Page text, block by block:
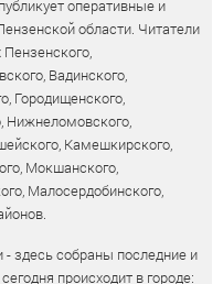
оперативные и
области. Читатели
Вадинского,
Городищенского,
Нижнеломовского,
Камешкирского,
Мокшанского,
Малосердобинского,
здесь собраны последние и
происходит в городе: